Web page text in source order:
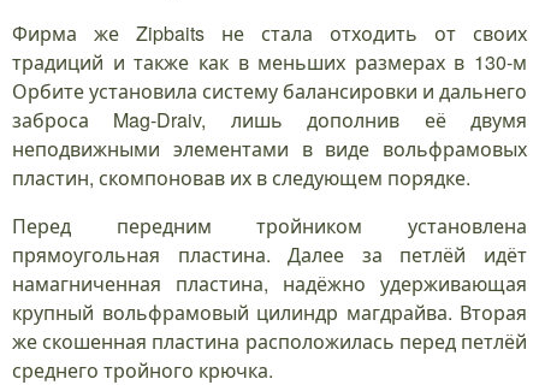
Фирма же Zipbaits не стала отходить от своих
традиций и также как в меньших размерах в 130-м
Орбите установила систему балансировки и дальнего
заброса Mag-Draiv, лишь дополнив её двумя
неподвижными элементами в виде вольфрамовых
пластин, скомпоновав их в следующем порядке.
Перед передним тройником установлена
прямоугольная пластина. Далее за петлёй идёт
намагниченная пластина, надёжно удерживающая
крупный вольфрамовый цилиндр магдрайва. Вторая
же скошенная пластина расположилась перед петлёй
среднего тройного крючка.